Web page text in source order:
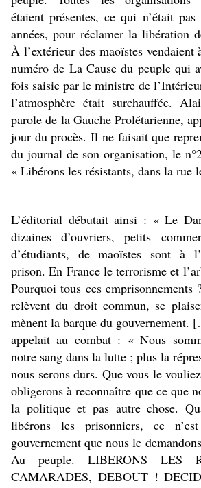
étaient présentes, ce qui n’était
années, pour réclamer la libération
À l’extérieur des maoïstes
numéro de La Cause du peuple qui
fois saisie par le ministre de
l’atmosphère était surchauffée.
parole de la Gauche Prolétarienne,
jour du procès. Il ne faisait que
du journal de son organisation, le
« Libérons les résistants, dans la rue
L’éditorial débutait ainsi : « Le
dizaines d’ouvriers, petits
d’étudiants, de maoïstes sont à
prison. En France le terrorisme et
Pourquoi tous ces emprisonnements
relèvent du droit commun, se
mènent la barque du
appelait au combat : « Nous
notre sang dans la lutte ; plus la
nous serons durs. Que vous le
obligerons à reconnaître que ce que
la politique et pas autre chose.
libérons les prisonniers, ce
gouvernement que nous le
Au peuple. LIBERONS LES
CAMARADES, DEBOUT !